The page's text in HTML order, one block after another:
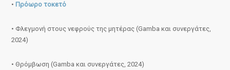
• Πρόωρο τοκετό
• Φλεγμονή στους νεφρούς της μητέρας (Gamba και συνεργάτες,
2024)
• Θρόμβωση (Gamba και συνεργάτες, 2024)